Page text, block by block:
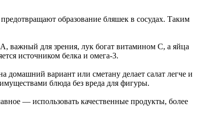
образование бляшек в сосудах. Таким
важный для зрения, лук богат витамином С, а яйца
источником белка и омега-3.
домашний вариант или сметану делает салат легче и
блюда без вреда для фигуры.
— использовать качественные продукты, более